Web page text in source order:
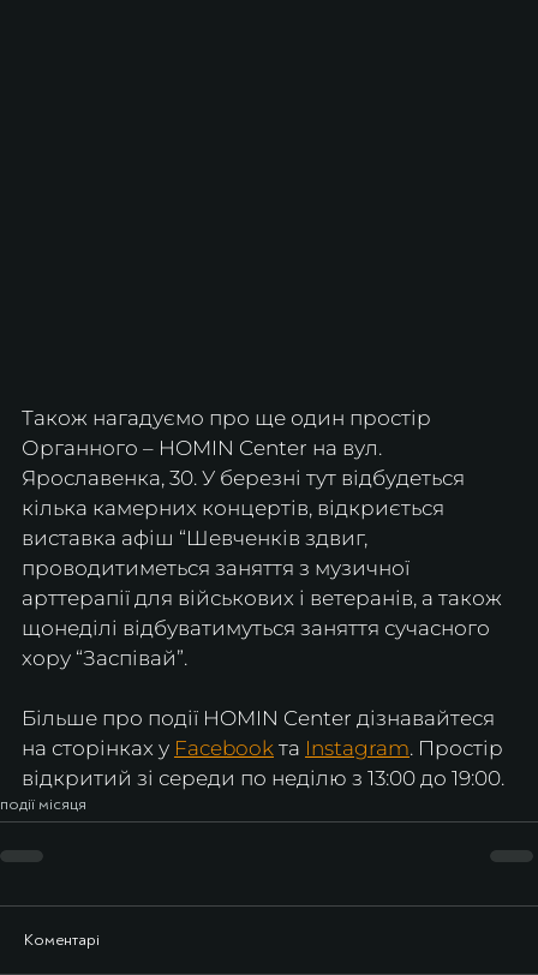
Також нагадуємо про ще один простір
Органного – HOMIN Center на вул.
Ярославенка, 30. У березні тут відбудеться
кілька камерних концертів, відкриється
виставка афіш “Шевченків здвиг,
проводитиметься заняття з музичної
арттерапії для військових і ветеранів, а також
щонеділі відбуватимуться заняття сучасного
хору “Заспівай”.
Більше про події HOMIN Center дізнавайтеся
на сторінках у Facebook та Instagram. Простір
відкритий зі середи по неділю з 13:00 до 19:00.
події місяця
Коментарі